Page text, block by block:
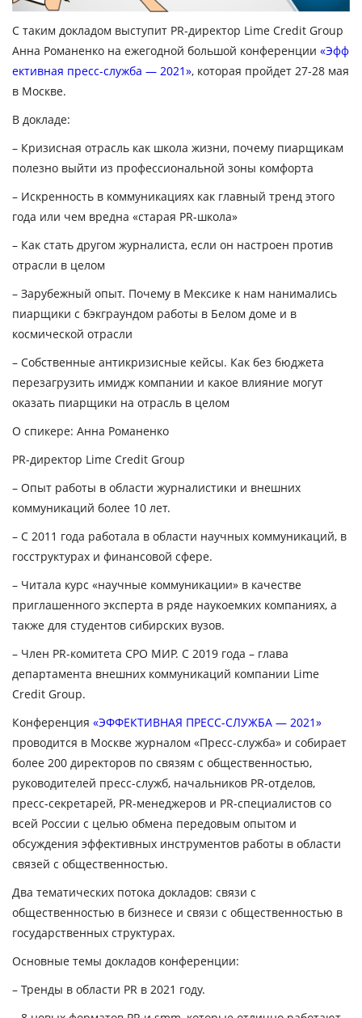
С таким докладом выступит PR-директор Lime Credit Group
Анна Романенко на ежегодной большой конференции «Эфф
ективная пресс-служба — 2021», которая пройдет 27-28 мая
в Москве.
В докладе:
– Кризисная отрасль как школа жизни, почему пиарщикам
полезно выйти из профессиональной зоны комфорта
– Искренность в коммуникациях как главный тренд этого
года или чем вредна «старая PR-школа»
– Как стать другом журналиста, если он настроен против
отрасли в целом
– Зарубежный опыт. Почему в Мексике к нам нанимались
пиарщики с бэкграундом работы в Белом доме и в
космической отрасли
– Собственные антикризисные кейсы. Как без бюджета
перезагрузить имидж компании и какое влияние могут
оказать пиарщики на отрасль в целом
О спикере: Анна Романенко
PR-директор Lime Credit Group
– Опыт работы в области журналистики и внешних
коммуникаций более 10 лет.
– С 2011 года работала в области научных коммуникаций, в
госструктурах и финансовой сфере.
– Читала курс «научные коммуникации» в качестве
приглашенного эксперта в ряде наукоемких компаниях, а
также для студентов сибирских вузов.
– Член PR-комитета СРО МИР. С 2019 года – глава
департамента внешних коммуникаций компании Lime
Credit Group.
Конференция «ЭФФЕКТИВНАЯ ПРЕСС-СЛУЖБА — 2021»
проводится в Москве журналом «Пресс-служба» и собирает
более 200 директоров по связям с общественностью,
руководителей пресс-служб, начальников PR-отделов,
пресс-секретарей, PR-менеджеров и PR-специалистов со
всей России с целью обмена передовым опытом и
обсуждения эффективных инструментов работы в области
связей с общественностью.
Два тематических потока докладов: связи с
общественностью в бизнесе и связи с общественностью в
государственных структурах.
Основные темы докладов конференции:
– Тренды в области PR в 2021 году.